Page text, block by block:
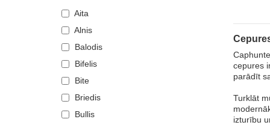
Aita
Alnis
Balodis
Bifelis
Bite
Briedis
Bullis
cepures
parādīt
Turklāt
izturību